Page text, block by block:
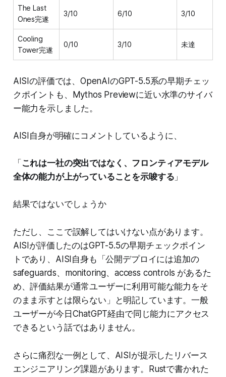
The Last
Ones完遂
3/10 6/10 3/10
Cooling
Tower完遂
0/10 3/10 未達
AISIの評価では、OpenAIのGPT-5.5系の早期チェッ
クポイントも、Mythos Previewに近い水準のサイバ
ー能力を示しました。
AISI自身が明確にコメントしているように、
「 これは一社の突出ではなく、フロンティアモデル
全体の能力が上がっていることを示唆する 」
結果ではないでしょうか
ただし、ここで誤解してはいけない点があります。
AISIが評価したのはGPT-5.5の早期チェックポイン
トであり、AISI自身も「公開デプロイには追加の
safeguards、monitoring、access controls があるた
め、評価結果が通常ユーザーに利用可能な能力をそ
のまま示すとは限らない」と明記しています。一般
ユーザーが今日ChatGPT経由で同じ能力にアクセス
できるという話ではありません。
さらに痛烈な一例として、AISIが提示したリバース
エンジニアリング課題があります。Rustで書かれた